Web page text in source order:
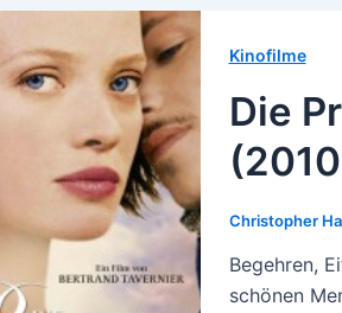
Kinofilme
Die
Christopher
Begehren,
schönen